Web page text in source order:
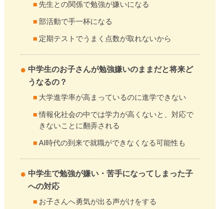
先生との関係で勉強が嫌いになる
部活動で手一杯になる
定期テストでうまく点数が取れないから
中学生のお子さんが勉強嫌いのままだと将来ど
うなるの？
大学進学率が高まっているのに進学できない
情報化社会の中では学力が高くないと、対応で
きないことに翻弄される
AI時代の到来で就職ができなくなる可能性も
中学生で勉強が嫌い・苦手になってしまった子
への対応
お子さんへ勇気が出る声がけをする